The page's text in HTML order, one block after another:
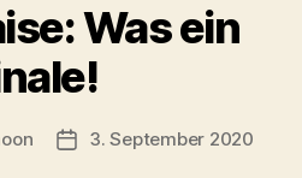
Was ein
Veröffentlichungsdatum
3. September 2020